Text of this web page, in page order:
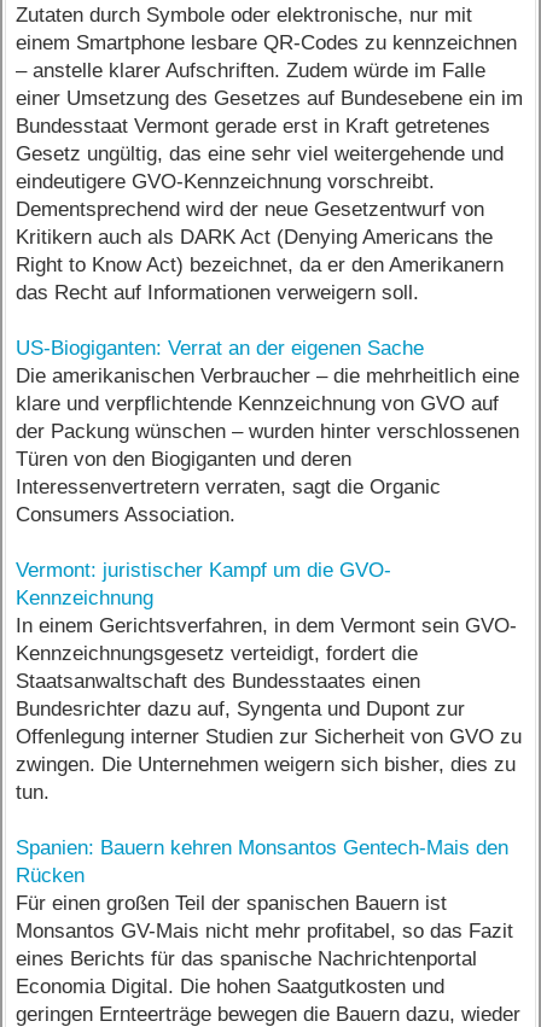
Zutaten durch Symbole oder elektronische, nur mit
einem Smartphone lesbare QR-Codes zu kennzeichnen
– anstelle klarer Aufschriften. Zudem würde im Falle
einer Umsetzung des Gesetzes auf Bundesebene ein im
Bundesstaat Vermont gerade erst in Kraft getretenes
Gesetz ungültig, das eine sehr viel weitergehende und
eindeutigere GVO-Kennzeichnung vorschreibt.
Dementsprechend wird der neue Gesetzentwurf von
Kritikern auch als DARK Act (Denying Americans the
Right to Know Act) bezeichnet, da er den Amerikanern
das Recht auf Informationen verweigern soll.
US-Biogiganten: Verrat an der eigenen Sache
Die amerikanischen Verbraucher – die mehrheitlich eine
klare und verpflichtende Kennzeichnung von GVO auf
der Packung wünschen – wurden hinter verschlossenen
Türen von den Biogiganten und deren
Interessenvertretern verraten, sagt die Organic
Consumers Association.
Vermont: juristischer Kampf um die GVO-
Kennzeichnung
In einem Gerichtsverfahren, in dem Vermont sein GVO-
Kennzeichnungsgesetz verteidigt, fordert die
Staatsanwaltschaft des Bundesstaates einen
Bundesrichter dazu auf, Syngenta und Dupont zur
Offenlegung interner Studien zur Sicherheit von GVO zu
zwingen. Die Unternehmen weigern sich bisher, dies zu
tun.
Spanien: Bauern kehren Monsantos Gentech-Mais den
Rücken
Für einen großen Teil der spanischen Bauern ist
Monsantos GV-Mais nicht mehr profitabel, so das Fazit
eines Berichts für das spanische Nachrichtenportal
Economia Digital. Die hohen Saatgutkosten und
geringen Ernteerträge bewegen die Bauern dazu, wieder